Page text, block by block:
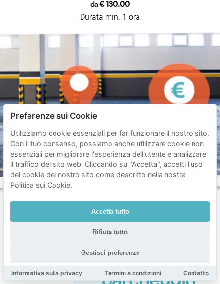
da€ 130.00
Durata min. 1 ora
Domande
frequenti
sul
Preferenze sui Cookie
Utilizziamo cookie essenziali per far funzionare il nostro sito.
Con il tuo consenso, possiamo anche utilizzare cookie non
essenziali per migliorare l'esperienza dell'utente e analizzare
il traffico del sito web. Cliccando su "Accetta", accetti l'uso
dei cookie del nostro sito come descritto nella nostra
Politica sui Cookie.
Accetta tutto
Rifiuta tutto
Gestisci preferenze
Informativa sulla privacy Termini e condizioni Contatto